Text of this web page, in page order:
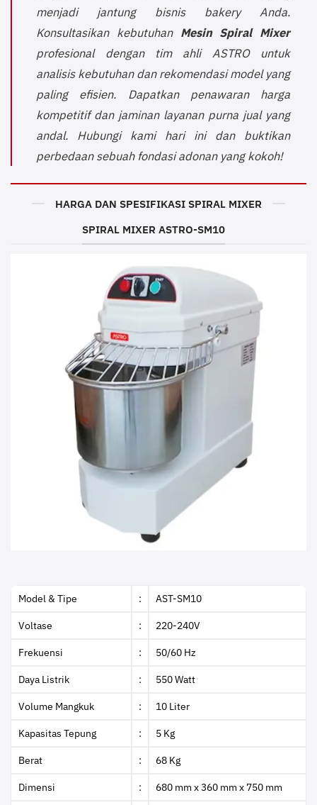
menjadi jantung bisnis bakery Anda.
Konsultasikan kebutuhan Mesin Spiral Mixer
profesional dengan tim ahli ASTRO untuk
analisis kebutuhan dan rekomendasi model yang
paling efisien. Dapatkan penawaran harga
kompetitif dan jaminan layanan purna jual yang
andal. Hubungi kami hari ini dan buktikan
perbedaan sebuah fondasi adonan yang kokoh!
HARGA DAN SPESIFIKASI SPIRAL MIXER
SPIRAL MIXER ASTRO-SM10
Model & Tipe : AST-SM10
Voltase : 220-240V
Frekuensi : 50/60 Hz
Daya Listrik : 550 Watt
Volume Mangkuk : 10 Liter
Kapasitas Tepung : 5 Kg
Berat : 68 Kg
Dimensi : 680 mm x 360 mm x 750 mm